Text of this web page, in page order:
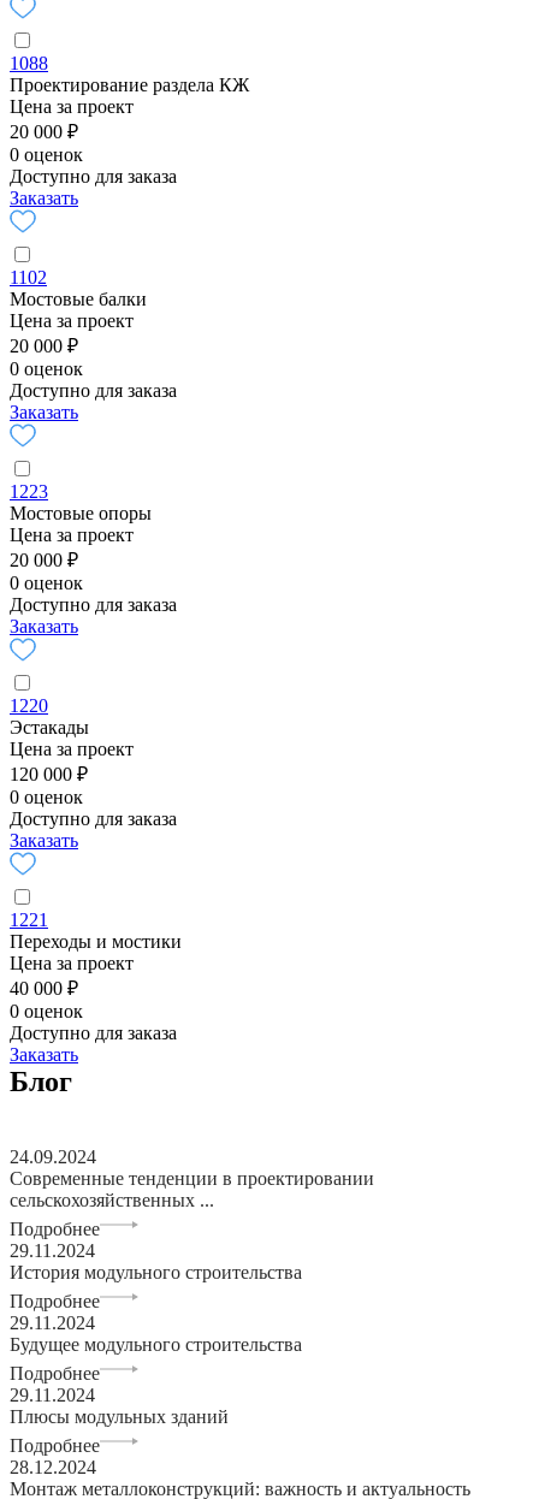
1088
Проектирование раздела КЖ
Цена за проект
20 000 ₽
0 оценок
Доступно для заказа
Заказать
1102
Мостовые балки
Цена за проект
20 000 ₽
0 оценок
Доступно для заказа
Заказать
1223
Мостовые опоры
Цена за проект
20 000 ₽
0 оценок
Доступно для заказа
Заказать
1220
Эстакады
Цена за проект
120 000 ₽
0 оценок
Доступно для заказа
Заказать
1221
Переходы и мостики
Цена за проект
40 000 ₽
0 оценок
Доступно для заказа
Заказать
Блог
24.09.2024
Современные тенденции в проектировании
сельскохозяйственных ...
Подробнее
29.11.2024
История модульного строительства
Подробнее
29.11.2024
Будущее модульного строительства
Подробнее
29.11.2024
Плюсы модульных зданий
Подробнее
28.12.2024
Монтаж металлоконструкций: важность и актуальность